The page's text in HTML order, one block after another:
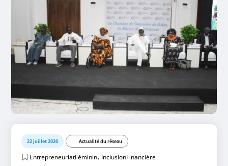
22 juillet 2026 Actualité du réseau
EntrepreneuriatFéminin, InclusionFinancière